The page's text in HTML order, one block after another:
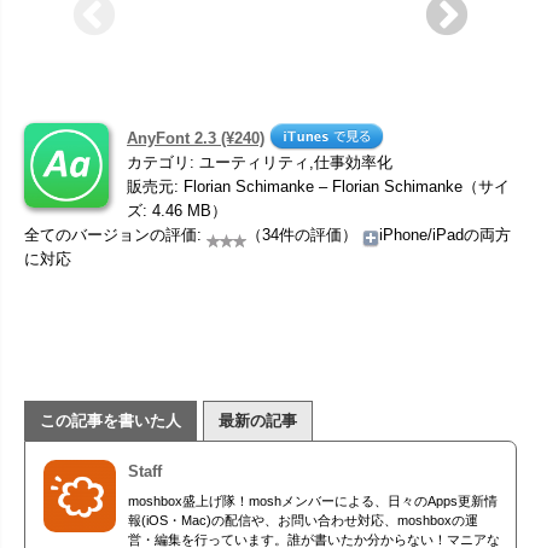
AnyFont 2.3 (¥240)
カテゴリ: ユーティリティ,仕事効率化
販売元: Florian Schimanke – Florian Schimanke（サイ
ズ: 4.46 MB）
全てのバージョンの評価:
（34件の評価）
iPhone/iPadの両方
に対応
この記事を書いた人 最新の記事
Staff
moshbox盛上げ隊！moshメンバーによる、日々のApps更新情
報(iOS・Mac)の配信や、お問い合わせ対応、moshboxの運
営・編集を行っています。誰が書いたか分からない！マニアな